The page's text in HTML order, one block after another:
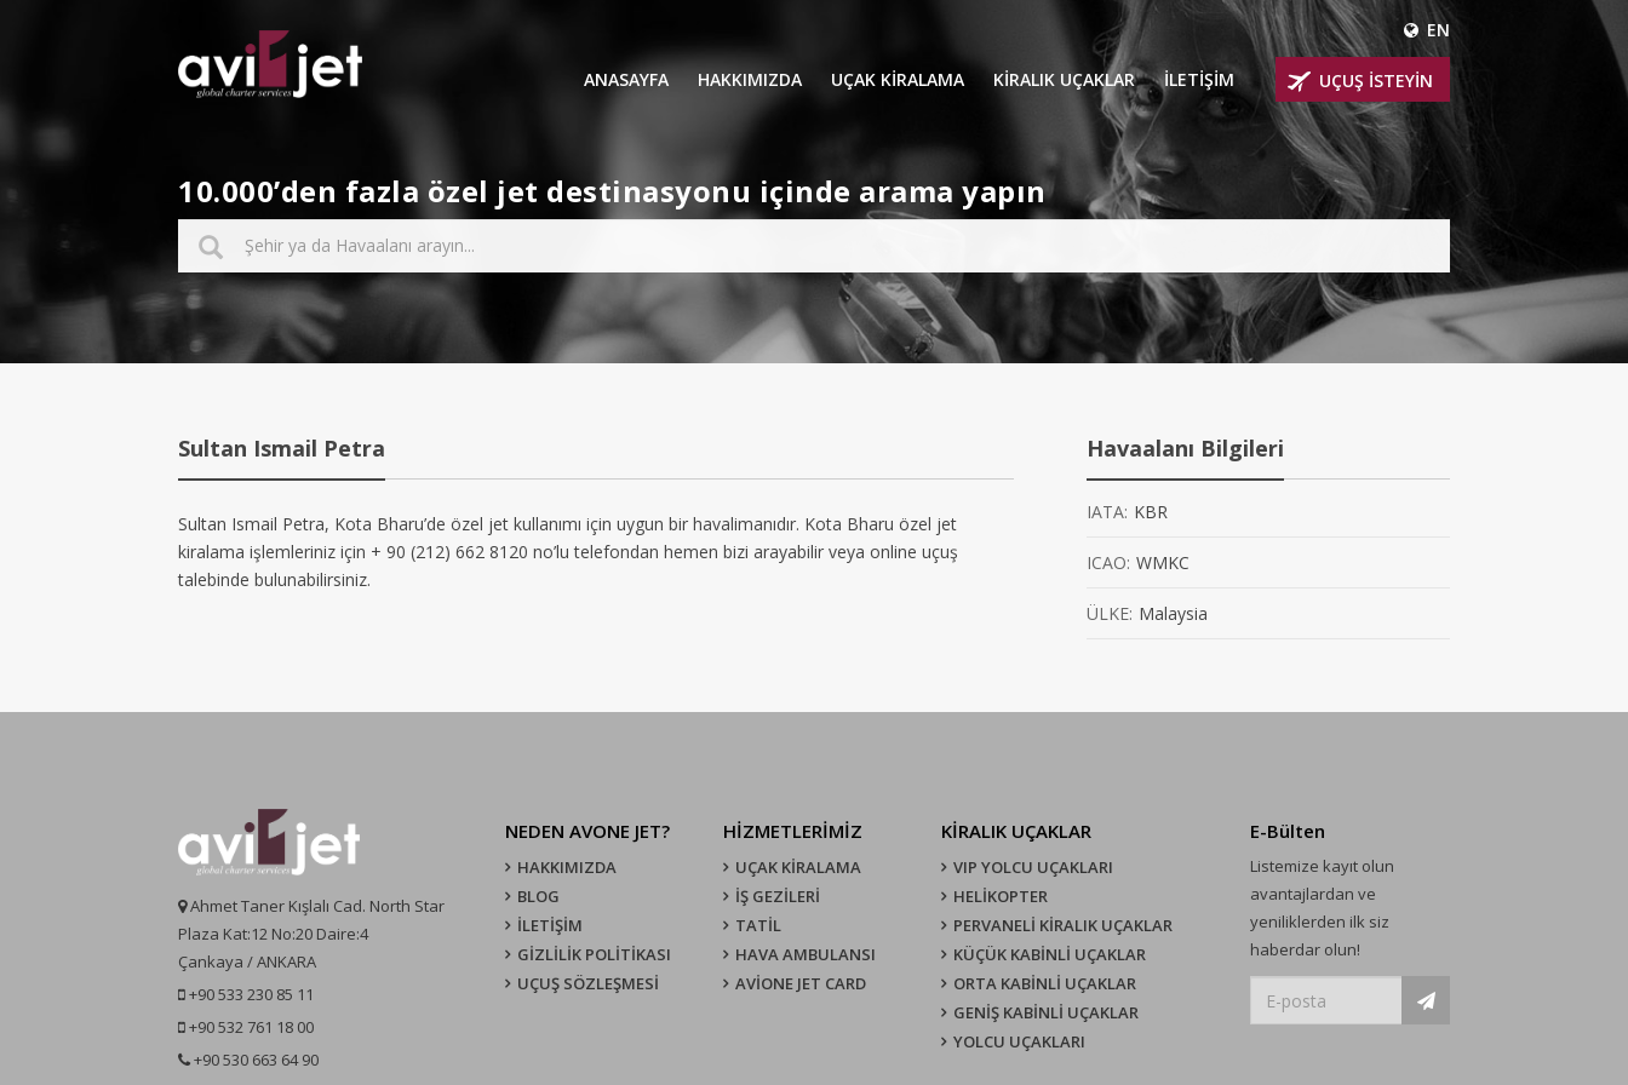
EN
ANASAYFA HAKKIMIZDA UÇAK KİRALAMA
İŞ GEZİLERİ TATİL
AVİONE JET CARD
KIRALIK UÇAKLAR
VIP YOLCU UÇAKLARI
HELİKOPTER
KÜÇÜK KABİNLİ UÇAKLAR
ORTA KABİNLİ UÇAKLAR
YOLCU UÇAKLARI
İLETİŞİM UÇUŞ İSTEYİN
10.000’den fazla özel jet destinasyonu içinde arama yapın
Sultan Ismail Petra
Sultan Ismail Petra, Kota Bharu’de özel jet kullanımı için uygun bir havalimanıdır. Kota Bharu özel jet
kiralama işlemleriniz için + 90 (212) 662 8120 no’lu telefondan hemen bizi arayabilir veya online uçuş
talebinde bulunabilirsiniz.
Havaalanı Bilgileri
IATA: KBR
ICAO: WMKC
ÜLKE: Malaysia
Ahmet Taner Kışlalı Cad. North Star
Plaza Kat:12 No:20 Daire:4
Çankaya / ANKARA
+90 533 230 85 11
+90 532 761 18 00
+90 530 663 64 90
NEDEN AVONE JET?
HAKKIMIZDA
BLOG
İLETİŞİM
GİZLİLİK POLİTİKASI
UÇUŞ SÖZLEŞMESI
HİZMETLERİMİZ
UÇAK KIRALAMA
İŞ GEZİLERİ
TATİL
HAVA AMBULANSI
AVİONE JET CARD
KIRALIK UÇAKLAR
VIP YOLCU UÇAKLARI
HELİKOPTER
PERVANELİ KİRALIK UÇAKLAR
KÜÇÜK KABİNLİ UÇAKLAR
ORTA KABİNLİ UÇAKLAR
GENİŞ KABİNLİ UÇAKLAR
YOLCU UÇAKLARI
E-Bülten
Listemize kayıt olun
avantajlardan ve
yeniliklerden ilk siz
haberdar olun!